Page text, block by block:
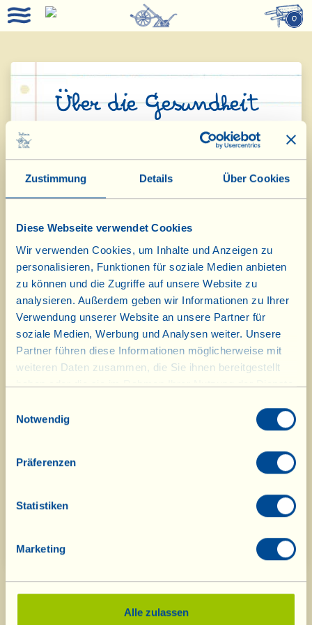
Zustimmung Details Über Cookies
Diese Webseite verwendet Cookies
Wir verwenden Cookies, um Inhalte und Anzeigen zu
personalisieren, Funktionen für soziale Medien anbieten
zu können und die Zugriffe auf unsere Website zu
analysieren. Außerdem geben wir Informationen zu Ihrer
Verwendung unserer Website an unsere Partner für
soziale Medien, Werbung und Analysen weiter. Unsere
Partner führen diese Informationen möglicherweise mit
weiteren Daten zusammen, die Sie ihnen bereitgestellt
haben oder die sie im Rahmen Ihrer Nutzung der Dienste
Notwendig
Präferenzen
Statistiken
Marketing
Alle zulassen
0
Über die Gesundheit
Auf einen Blick (für Kinder, Vegetarier und
Nahrungsmittel für Kinder
Olivenöl Extravergine
Die Soßen
Kaum Sulfite im Wein
Weniger Zucker ist besser
Gesamte oxidationshemmende Eigenschaften in
Gesundheitsfördernde Eigenschaften der im
wässrigen Teil der Oliven enthaltenen